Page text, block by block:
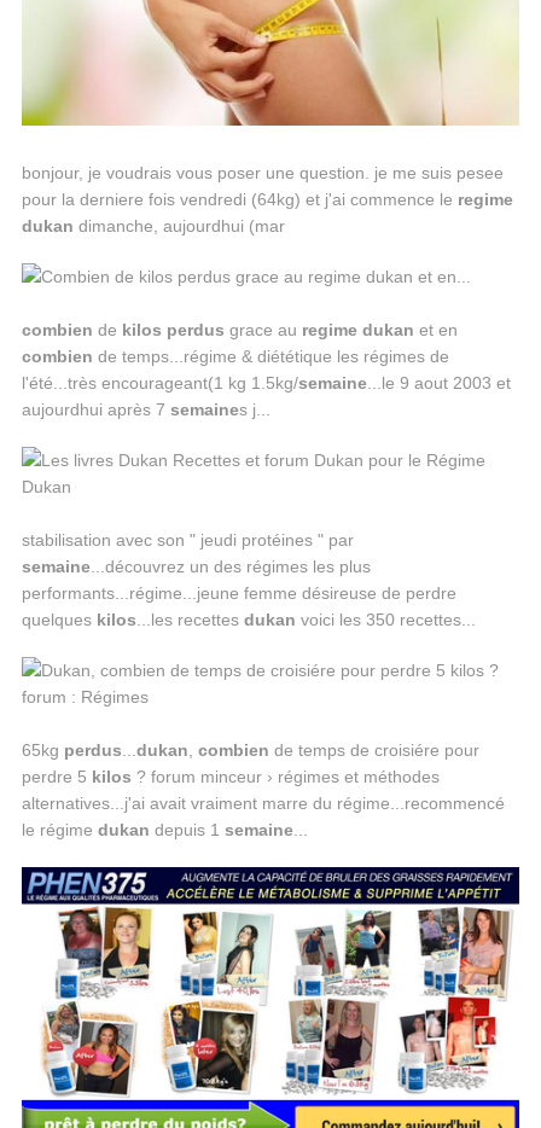
bonjour, je voudrais vous poser une question. je me suis pesee
pour la derniere fois vendredi (64kg) et j'ai commence le regime
dukan dimanche, aujourdhui (mar
combien de kilos perdus grace au regime dukan et en
combien de temps...régime & diététique les régimes de
l'été...très encourageant(1 kg 1.5kg/semaine...le 9 aout 2003 et
aujourdhui après 7 semaines j...
stabilisation avec son " jeudi protéines " par
semaine...découvrez un des régimes les plus
performants...régime...jeune femme désireuse de perdre
quelques kilos...les recettes dukan voici les 350 recettes...
65kg perdus...dukan, combien de temps de croisiére pour
perdre 5 kilos ? forum minceur › régimes et méthodes
alternatives...j'ai avait vraiment marre du régime...recommencé
le régime dukan depuis 1 semaine...